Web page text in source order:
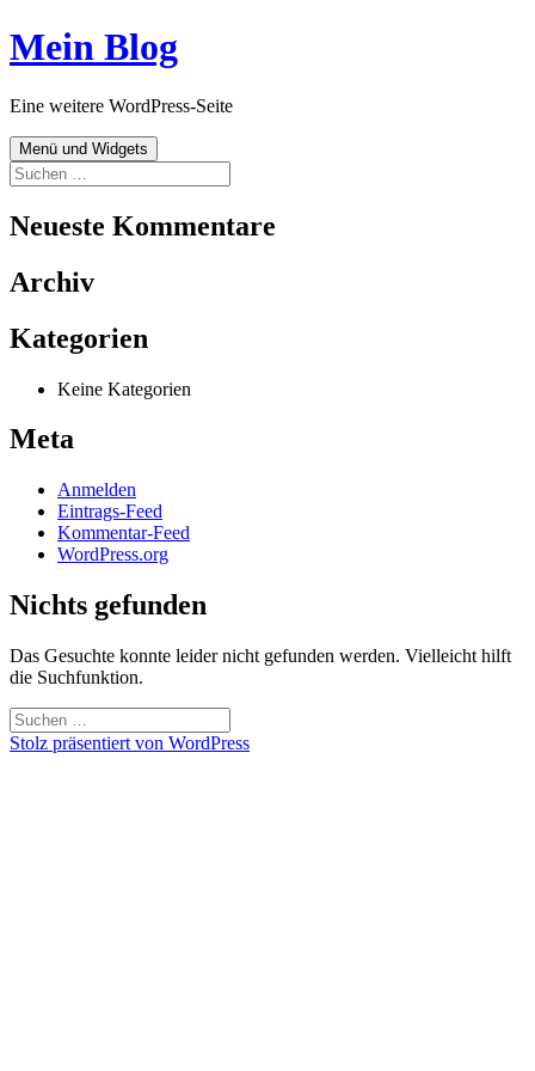
Zum
Inhalt
Mein Blog
Eine weitere WordPress-Seite
Menü und Widgets
Suchen
nach:
Neueste Kommentare
Archiv
Kategorien
Keine Kategorien
Meta
Anmelden
Eintrags-Feed
Kommentar-Feed
WordPress.org
Nichts gefunden
Das Gesuchte konnte leider nicht gefunden werden. Vielleicht hilft
die Suchfunktion.
Suchen
nach:
Stolz präsentiert von WordPress